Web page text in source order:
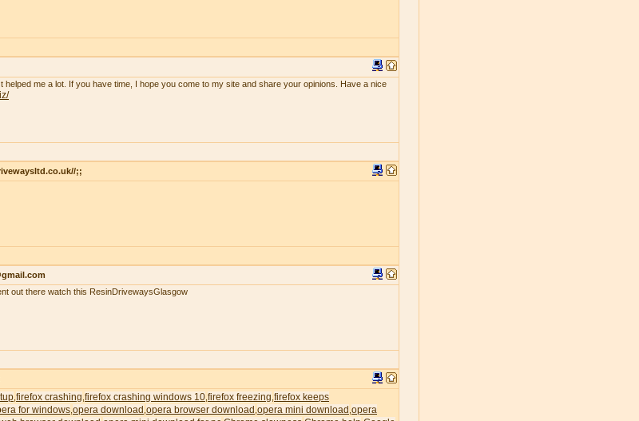
helped me a lot. If you have time, I hope you come to my site and share your opinions. Have a nice
;;
out there watch this ResinDrivewaysGlasgow
firefox crashing firefox crashing windows 10 firefox freezing firefox keeps
for windows opera download opera browser download opera mini download opera